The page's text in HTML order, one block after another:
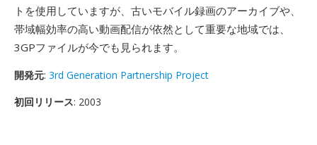
トを使用していますが、古いモバイル録画のアーカイブや、
帯域幅効率の高い動画配信が依然として重要な地域では、
3GPファイルが今でも見られます。
開発元: 3rd Generation Partnership Project
初回リリース: 2003